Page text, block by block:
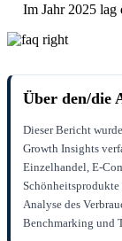
Im Jahr 2025
Über den/die
Dieser Bericht
Growth Insights
Einzelhandel, E-
Analyse des
Benchmarking und